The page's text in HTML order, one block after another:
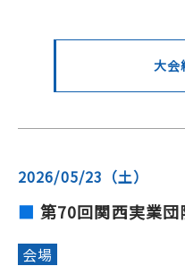
大会
2026/05/23（土）
第70回関西実業
会場